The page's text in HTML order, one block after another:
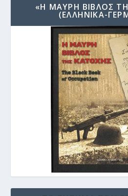
«Η ΜΑΥΡΗ ΒΙΒΛΟΣ
(ΕΛΛΗΝΙΚΑ-